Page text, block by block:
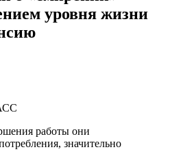
уровня жизни
работы они
значительно